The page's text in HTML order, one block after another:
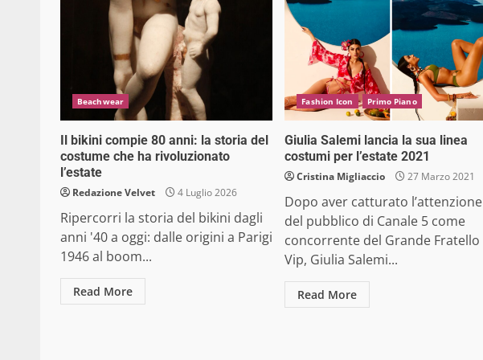
Beachwear
Il bikini compie 80 anni: la storia del
costume che ha rivoluzionato
l’estate
Redazione Velvet 4 Luglio 2026
Ripercorri la storia del bikini dagli
anni '40 a oggi: dalle origini a Parigi
1946 al boom...
Read More
Fashion Icon Primo Piano
Giulia Salemi lancia la sua linea
costumi per l’estate 2021
Cristina Migliaccio 27 Marzo 2021
Dopo aver catturato l’attenzione
del pubblico di Canale 5 come
concorrente del Grande Fratello
Vip, Giulia Salemi...
Read More